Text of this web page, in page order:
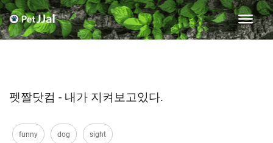
펫짤닷컴 - 내가 지켜보고있다.
funny dog sight